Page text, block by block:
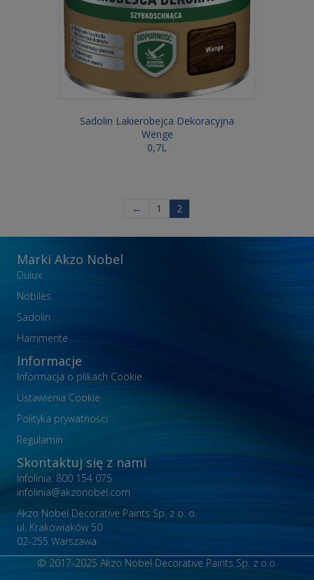
Sadolin Lakierobejca Dekoracyjna
Wenge
0,7L
← 1 2
Marki Akzo Nobel
Dulux
Nobiles
Sadolin
Hammerite
Informacje
Informacja o plikach Cookie
Ustawienia Cookie
Polityka prywatności
Regulamin
Skontaktuj się z nami
Infolinia: 800 154 075
infolinia@akzonobel.com
Akzo Nobel Decorative Paints Sp. z o. o.
ul. Krakowiaków 50
02-255 Warszawa
© 2017-2025 Akzo Nobel Decorative Paints Sp. z o.o.